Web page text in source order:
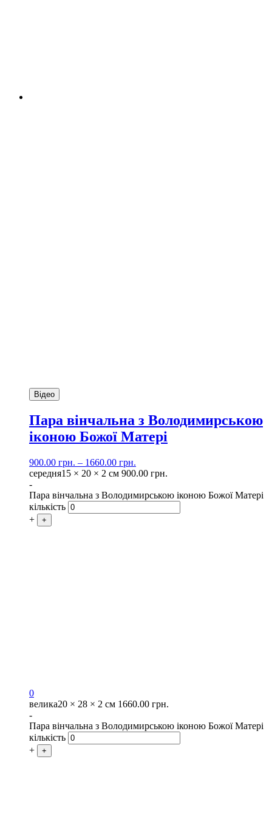
Відео
Пара вінчальна з Володимирською
іконою Божої Матері
900.00 грн. – 1660.00 грн.
середня15 × 20 × 2 см 900.00 грн.
-
Пара вінчальна з Володимирською іконою Божої Матері
кількість
+
+
0
велика20 × 28 × 2 см 1660.00 грн.
-
Пара вінчальна з Володимирською іконою Божої Матері
кількість
+
+